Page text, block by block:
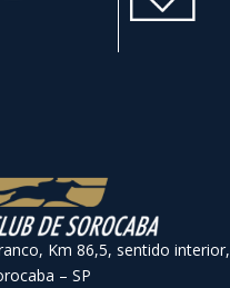
Km 86,5, sentido interior,
– SP